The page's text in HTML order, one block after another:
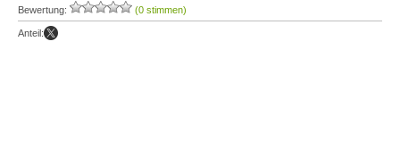
Bewertung: (0 stimmen)
Anteil: